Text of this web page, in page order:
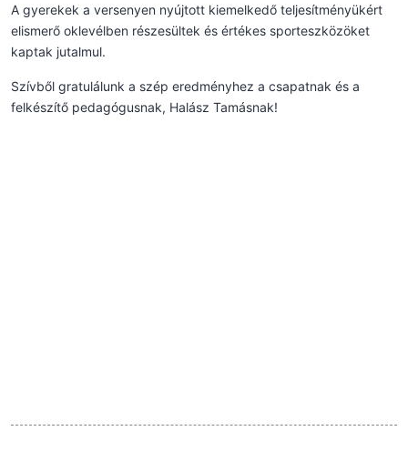
A gyerekek a versenyen nyújtott kiemelkedő teljesítményükért
elismerő oklevélben részesültek és értékes sporteszközöket
kaptak jutalmul.
Szívből gratulálunk a szép eredményhez a csapatnak és a
felkészítő pedagógusnak, Halász Tamásnak!